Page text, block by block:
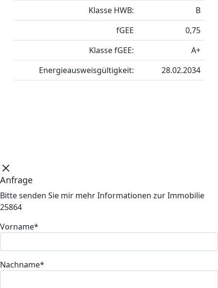
Klasse HWB:
B
fGEE
0,75
Klasse fGEE:
A+
Energieausweisgültigkeit:
28.02.2034
Anfrage
Bitte senden Sie mir mehr Informationen zur Immobilie
25864
Vorname*
Nachname*